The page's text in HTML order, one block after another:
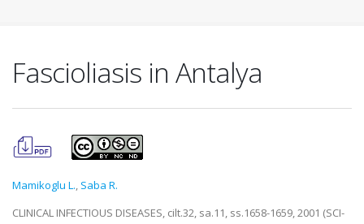
Fascioliasis in Antalya
Mamikoglu L., Saba R.
CLINICAL INFECTIOUS DISEASES, cilt.32, sa.11, ss.1658-1659, 2001 (SCI-